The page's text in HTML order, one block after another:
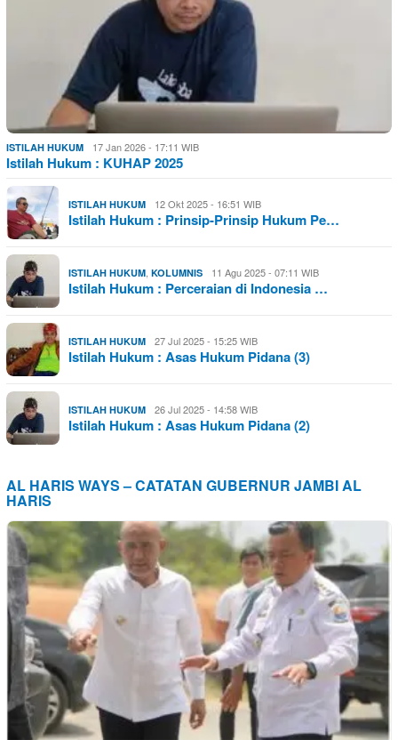
ISTILAH HUKUM 17 Jan 2026 - 17:11 WIB
Istilah Hukum : KUHAP 2025
ISTILAH HUKUM 12 Okt 2025 - 16:51 WIB
Istilah Hukum : Prinsip-Prinsip Hukum Pe…
ISTILAH HUKUM, KOLUMNIS 11 Agu 2025 - 07:11 WIB
Istilah Hukum : Perceraian di Indonesia …
ISTILAH HUKUM 27 Jul 2025 - 15:25 WIB
Istilah Hukum : Asas Hukum Pidana (3)
ISTILAH HUKUM 26 Jul 2025 - 14:58 WIB
Istilah Hukum : Asas Hukum Pidana (2)
AL HARIS WAYS – CATATAN GUBERNUR JAMBI AL
HARIS